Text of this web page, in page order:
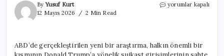
ByYusuf Kurt
12 Mayıs 2026
2 Min Read
ABD’de
Hakkında
Şüpheler
yorumlar kapalı
ABD’de gerçekleştirilen yeni bir araştırma, halkın önemli bir